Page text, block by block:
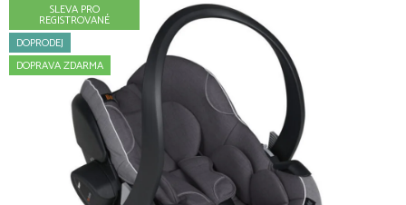
0,0
SLEVA PRO
REGISTROVANÉ
DOPRODEJ
DOPRAVA ZDARMA